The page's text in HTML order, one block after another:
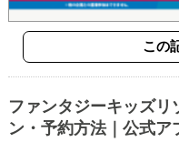
この
ファンタジーキッズ
ン・予約方法｜公式